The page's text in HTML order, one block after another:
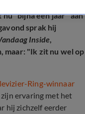
"bijna een jaar" aan
sprak hij
Inside,
maar: "Ik zit nu wel op
Ring-winnaar
ervaring met het
hij zichzelf eerder